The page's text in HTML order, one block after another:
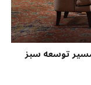
مسیر توسعه سبز